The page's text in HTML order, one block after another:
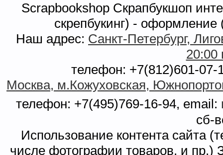
Scrapbookshop Скрапбукшоп
скрепбукинг) -
Наш адрес: Санкт-Петербург,
20:00
телефон: +7(812)601-
Москва, м.Кожуховская,
телефон: +7(495)769-16-94, email:
сб-
Использование контента сайта
числе фотографии товаров, и